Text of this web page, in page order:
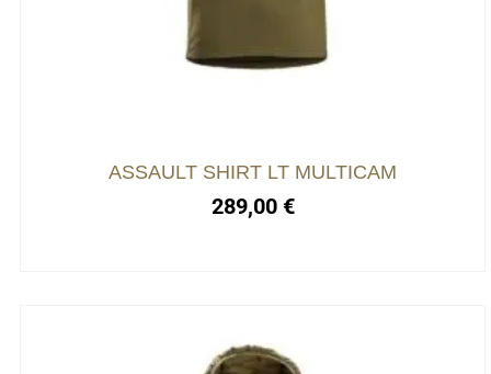
ASSAULT SHIRT LT MULTICAM
289,00 €